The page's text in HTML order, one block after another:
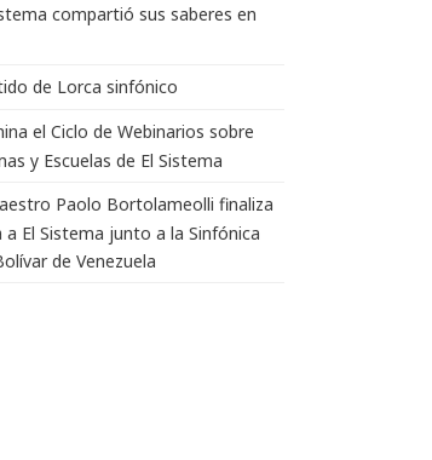
compartió sus saberes en
de Lorca sinfónico
el Ciclo de Webinarios sobre
y Escuelas de El Sistema
Paolo Bortolameolli finaliza
a El Sistema junto a la Sinfónica
de Venezuela